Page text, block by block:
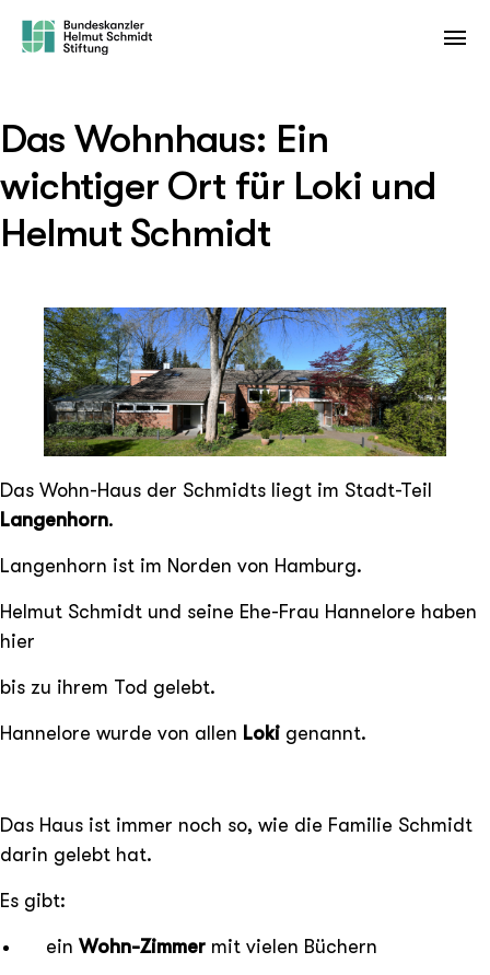
Das Wohnhaus: Ein
wichtiger Ort für Loki und
Helmut Schmidt
Das Wohn-Haus der Schmidts liegt im Stadt-Teil
Langenhorn.
Langenhorn ist im Norden von Hamburg.
Helmut Schmidt und seine Ehe-Frau Hannelore haben
hier
bis zu ihrem Tod gelebt.
Hannelore wurde von allen Loki genannt.
Das Haus ist immer noch so, wie die Familie Schmidt
darin gelebt hat.
Es gibt:
ein Wohn-Zimmer mit vielen Büchern